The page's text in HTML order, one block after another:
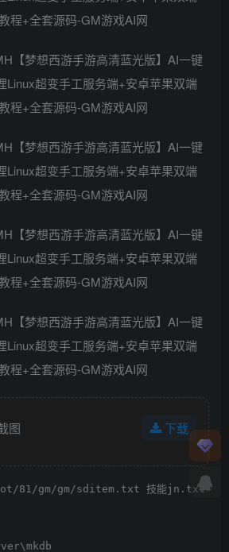
图 下载
81/gm/gm/sditem.txt 技能jn.txt